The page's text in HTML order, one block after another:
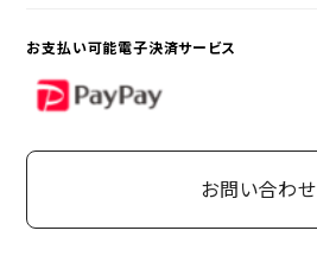
お支払い可能電子決済サービス
PayPay
お問い合わせ